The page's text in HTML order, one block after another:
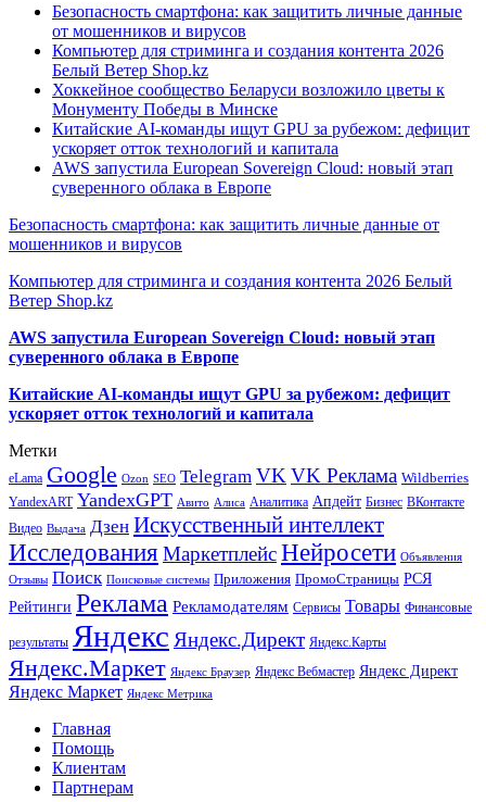
Безопасность смартфона: как защитить личные данные
от мошенников и вирусов
Компьютер для стриминга и создания контента 2026
Белый Ветер Shop.kz
Хоккейное сообщество Беларуси возложило цветы к
Монументу Победы в Минске
Китайские AI-команды ищут GPU за рубежом: дефицит
ускоряет отток технологий и капитала
AWS запустила European Sovereign Cloud: новый этап
суверенного облака в Европе
Безопасность смартфона: как защитить личные данные от
мошенников и вирусов
Компьютер для стриминга и создания контента 2026 Белый
Ветер Shop.kz
AWS запустила European Sovereign Cloud: новый этап
суверенного облака в Европе
Китайские AI-команды ищут GPU за рубежом: дефицит
ускоряет отток технологий и капитала
Метки
eLama Google Ozon SEO Telegram VK VK Реклама Wildberries
YandexART YandexGPT Авито Алиса Аналитика Апдейт Бизнес ВКонтакте
Видео Выдача Дзен Искусственный интеллект
Исследования МаркетплейсНейросети Объявления
Отзывы Поиск Поисковые системы Приложения ПромоСтраницы РСЯ
Рейтинги Реклама Рекламодателям Сервисы Товары Финансовые
результаты Яндекс Яндекс.Директ Яндекс.Карты
Яндекс.Маркет Яндекс Браузер Яндекс Вебмастер Яндекс Директ
Яндекс Маркет Яндекс Метрика
Главная
Помощь
Клиентам
Партнерам